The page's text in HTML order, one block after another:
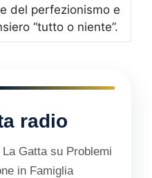
del perfezionismo e
“tutto o niente”.
radio
Gatta su Problemi
in Famiglia